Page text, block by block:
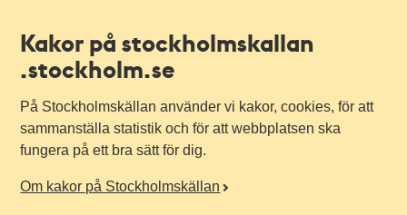
Kakor på stockholmskallan
.stockholm.se
På Stockholmskällan använder vi kakor, cookies, för att
sammanställa statistik och för att webbplatsen ska
fungera på ett bra sätt för dig.
Om kakor på Stockholmskällan